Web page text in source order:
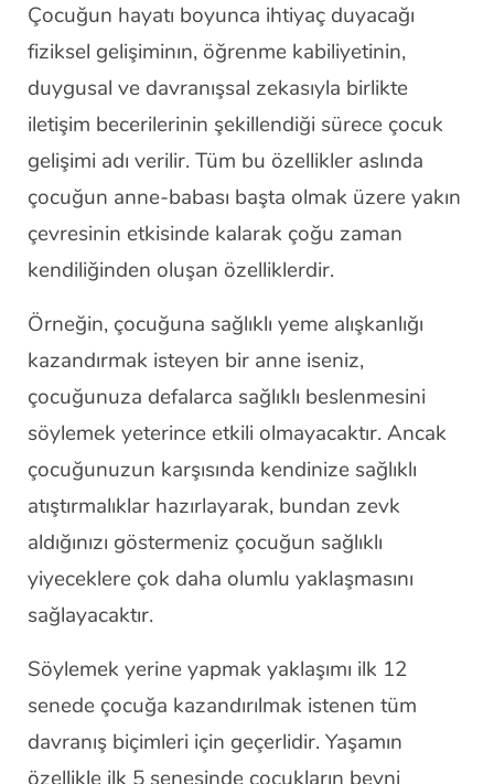
Çocuğun hayatı boyunca ihtiyaç duyacağı
fiziksel gelişiminın, öğrenme kabiliyetinin,
duygusal ve davranışsal zekasıyla birlikte
iletişim becerilerinin şekillendiği sürece çocuk
gelişimi adı verilir. Tüm bu özellikler aslında
çocuğun anne-babası başta olmak üzere yakın
çevresinin etkisinde kalarak çoğu zaman
kendiliğinden oluşan özelliklerdir.
Örneğin, çocuğuna sağlıklı yeme alışkanlığı
kazandırmak isteyen bir anne iseniz,
çocuğunuza defalarca sağlıklı beslenmesini
söylemek yeterince etkili olmayacaktır. Ancak
çocuğunuzun karşısında kendinize sağlıklı
atıştırmalıklar hazırlayarak, bundan zevk
aldığınızı göstermeniz çocuğun sağlıklı
yiyeceklere çok daha olumlu yaklaşmasını
sağlayacaktır.
Söylemek yerine yapmak yaklaşımı ilk 12
senede çocuğa kazandırılmak istenen tüm
davranış biçimleri için geçerlidir. Yaşamın